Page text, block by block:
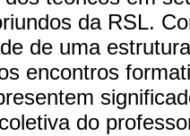
da RSL.
de uma
encontros
do